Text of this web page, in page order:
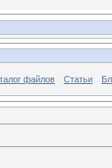
файлов Статьи